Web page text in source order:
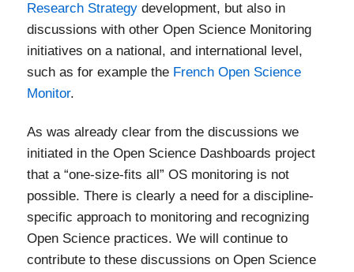
Research Strategy development, but also in
discussions with other Open Science Monitoring
initiatives on a national, and international level,
such as for example the French Open Science
Monitor.
As was already clear from the discussions we
initiated in the Open Science Dashboards project
that a “one-size-fits all” OS monitoring is not
possible. There is clearly a need for a discipline-
specific approach to monitoring and recognizing
Open Science practices. We will continue to
contribute to these discussions on Open Science